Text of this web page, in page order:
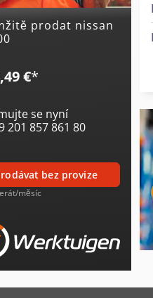
€*
se nyní
201 857 861 80
prodávat bez provize
měsíc